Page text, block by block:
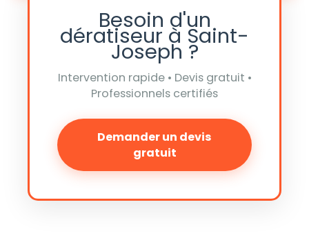
Besoin d'un
dératiseur à Saint-
Joseph ?
Intervention rapide • Devis gratuit •
Professionnels certifiés
Demander un devis
gratuit